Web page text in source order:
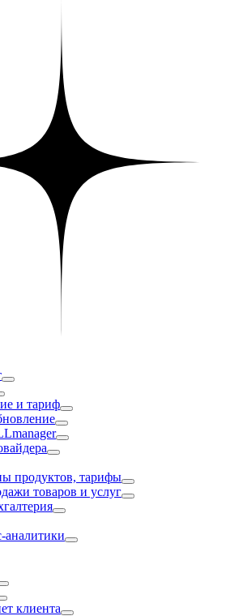
и тариф
продуктов, тарифы
товаров и услуг
аналитики
клиента